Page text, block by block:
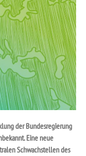
der Bundesregierung
Eine neue
Schwachstellen des